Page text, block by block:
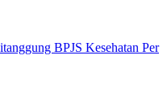
BPJS Kesehatan Per